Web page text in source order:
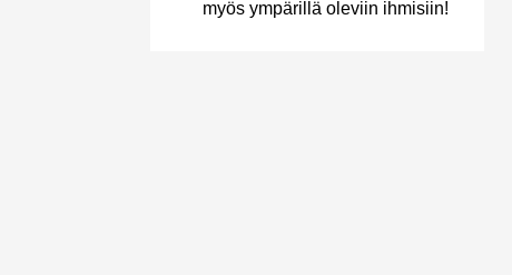
myös ympärillä oleviin ihmisiin!